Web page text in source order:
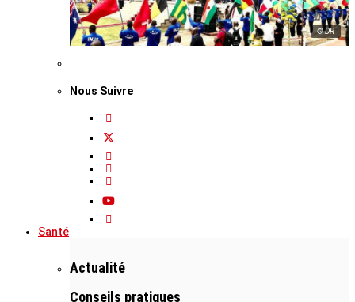
© DR
Nous Suivre
Santé
Actualité
Conseils pratiques